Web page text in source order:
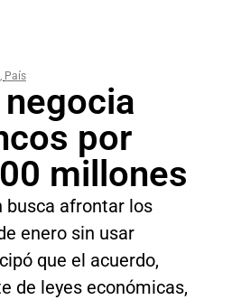
, País
por
millones
busca afrontar los
enero sin usar
que el acuerdo,
de leyes económicas,